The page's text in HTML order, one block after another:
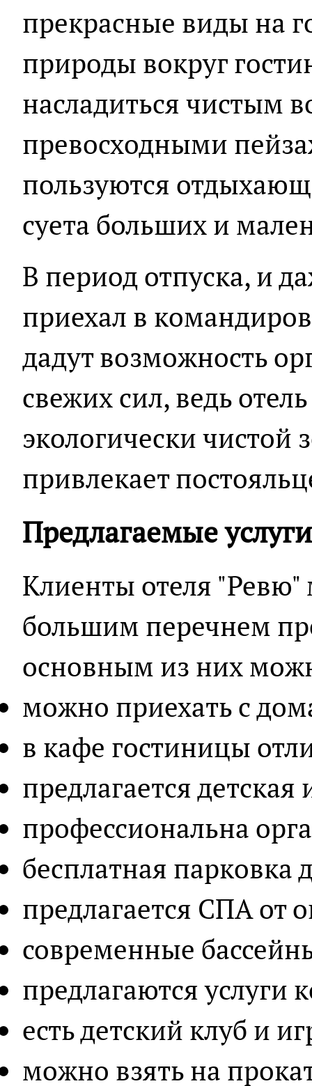
прекрасные виды на
природы вокруг
насладиться чистым
превосходными
пользуются
суета больших и
В период отпуска, и
приехал в
дадут возможность
свежих сил, ведь
экологически чистой
привлекает
Предлагаемые услуги
Клиенты отеля "Ревю"
большим перечнем
основным из них
можно приехать с
в кафе гостиницы
предлагается
профессиональна
бесплатная парковка
предлагается СПА от
современные
предлагаются услуги
есть детский клуб и
можно взять на